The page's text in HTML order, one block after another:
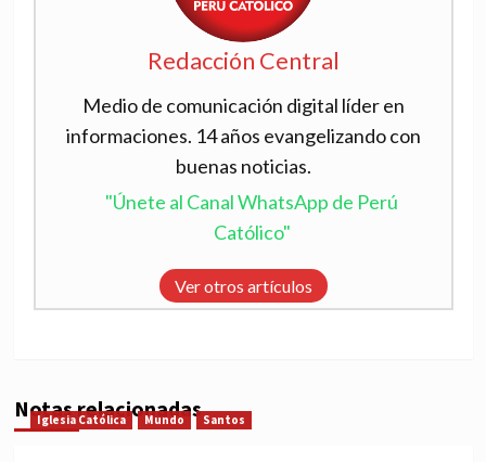
Redacción Central
Medio de comunicación digital líder en
informaciones. 14 años evangelizando con
buenas noticias.
"Únete al Canal WhatsApp de Perú
Católico"
Ver otros artículos
Notas relacionadas
Iglesia Católica Mundo Santos